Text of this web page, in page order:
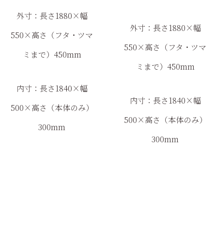
外寸：長さ1880×幅
550×高さ（フタ・ツマ
ミまで）450mm
内寸：長さ1840×幅
500×高さ（本体のみ）
300mm
外寸：長さ1880×幅
550×高さ（フタ・ツマ
ミまで） 450mm
内寸：長さ1840×幅
500×高さ（本体のみ）
300mm